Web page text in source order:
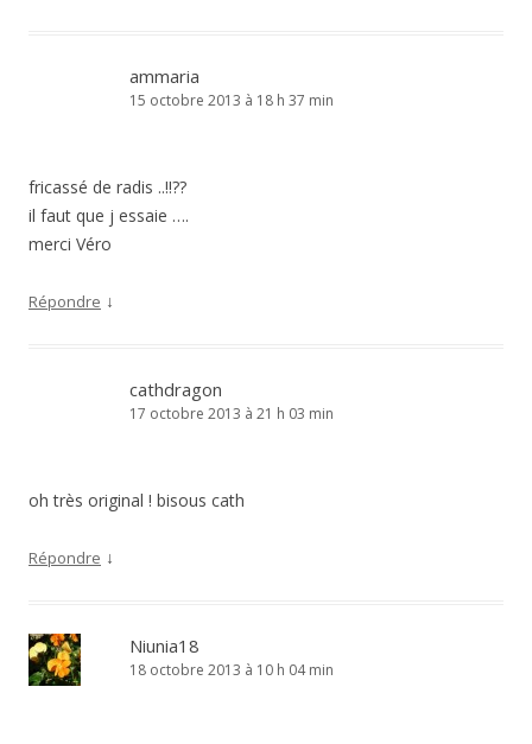
ammaria
15 octobre 2013 à 18 h 37 min
fricassé de radis ..!!??
il faut que j essaie ….
merci Véro
Répondre ↓
cathdragon
17 octobre 2013 à 21 h 03 min
oh très original ! bisous cath
Répondre ↓
Niunia18
18 octobre 2013 à 10 h 04 min